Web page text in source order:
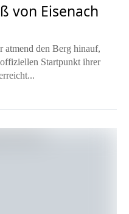
von Eisenach
atmend den Berg hinauf,
Startpunkt ihrer